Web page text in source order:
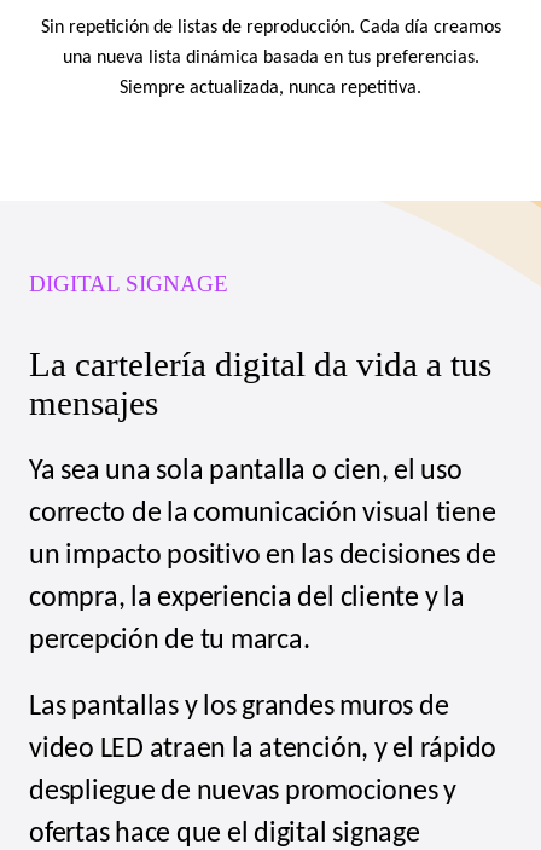
Sin repetición de listas de reproducción. Cada día creamos
una nueva lista dinámica basada en tus preferencias.
Siempre actualizada, nunca repetitiva.
DIGITAL SIGNAGE
La cartelería digital da vida a tus
mensajes
Ya sea una sola pantalla o cien, el uso
correcto de la comunicación visual tiene
un impacto positivo en las decisiones de
compra, la experiencia del cliente y la
percepción de tu marca.
Las pantallas y los grandes muros de
video LED atraen la atención, y el rápido
despliegue de nuevas promociones y
ofertas hace que eldigital signage